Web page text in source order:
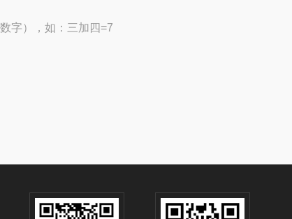
字），如：三加四=7